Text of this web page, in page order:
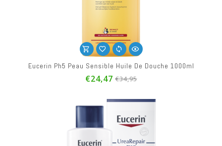
Eucerin Ph5 Peau Sensible Huile De Douche 1000ml
€24,47 €34,95